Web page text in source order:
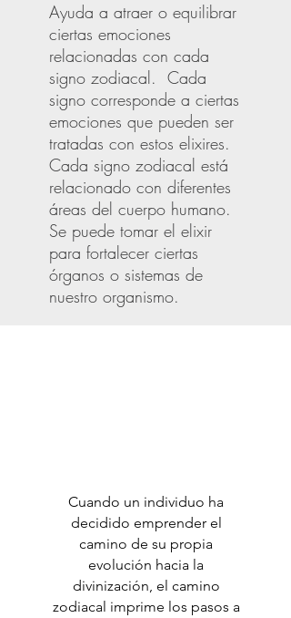
Ayuda a atraer o equilibrar
ciertas emociones
relacionadas con cada
signo zodiacal. Cada
signo corresponde a ciertas
emociones que pueden ser
tratadas con estos elixires.
Cada signo zodiacal está
relacionado con diferentes
áreas del cuerpo humano.
Se puede tomar el elixir
para fortalecer ciertas
órganos o sistemas de
nuestro organismo.
Cuando un individuo ha
decidido emprender el
camino de su propia
evolución hacia la
divinización, el camino
zodiacal imprime los pasos a